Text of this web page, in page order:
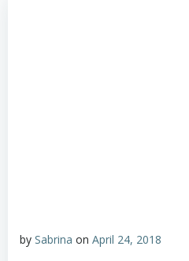
by Sabrina on April 24, 2018